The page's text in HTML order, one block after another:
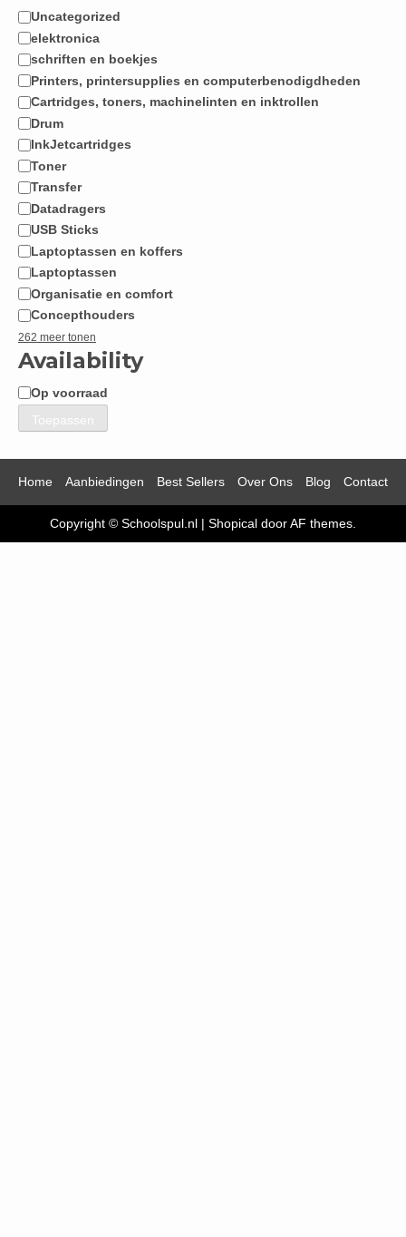
Categorie
Uncategorized
elektronica
schriften en boekjes
Printers, printersupplies en computerbenodigdheden
Cartridges, toners, machinelinten en inktrollen
Drum
InkJetcartridges
Toner
Transfer
Datadragers
USB Sticks
Laptoptassen en koffers
Laptoptassen
Organisatie en comfort
Concepthouders
262 meer tonen
Availability
Beschikbaarheid
Op voorraad
Toepassen
Home Aanbiedingen Best Sellers Over Ons Blog Contact
Copyright © Schoolspul.nl | Shopical door AF themes.